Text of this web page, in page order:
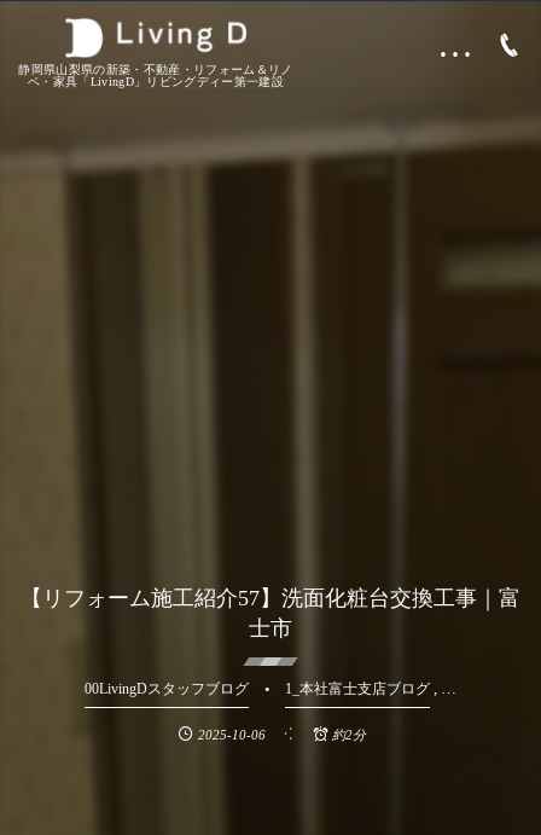
静岡県山梨県の新築・不動産・リフォーム＆リノ
ベ・家具「LivingD」リビングディー第一建設
…
【リフォーム施工紹介57】洗面化粧台交換工事｜富
士市
00LivingDスタッフブログ 1_本社富士支店ブログ
2025-10-06 約2分